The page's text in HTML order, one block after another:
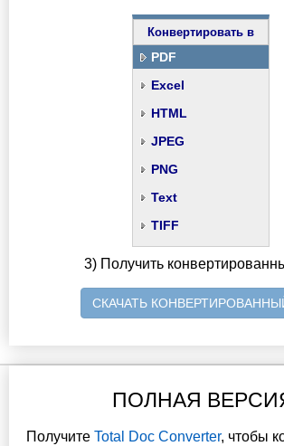
Конвертировать в
PDF
Excel
HTML
JPEG
PNG
Text
TIFF
3) Получить
СКАЧАТЬ
ПОЛНАЯ
Получите Total Doc Converter, чтобы